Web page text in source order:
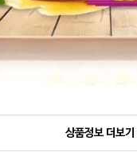
상품정보 더보기